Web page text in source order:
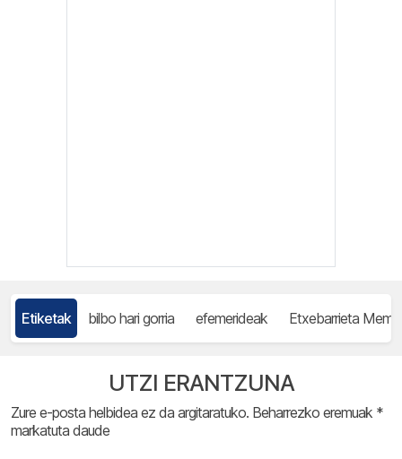
Etiketak bilbo hari gorria efemerideak Etxebarrieta
UTZI ERANTZUNA
Zure e-posta helbidea ez da argitaratuko. Beharrezko eremuak *
markatuta daude